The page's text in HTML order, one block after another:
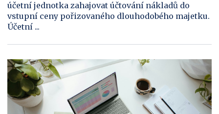
účetní jednotka zahajovat účtování nákladů do
vstupní ceny pořizovaného dlouhodobého majetku.
Účetní ...